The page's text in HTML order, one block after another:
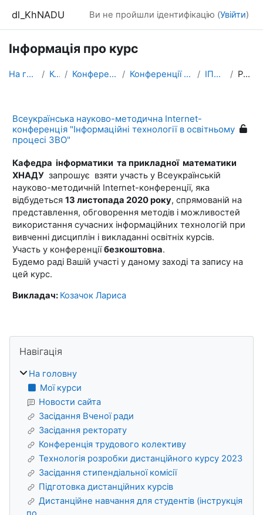
dl_KhNADU Ви не пройшли ідентифікацію (Увійти)
Інформація про курс
На головну Курси Конференції ХНАДУ Конференції ХНАДУ - 2020 ІПМ-2020 Резюме
Всеукраїнська науково-методична Internet-
конференція "Інформаційні технології в освітньому
процесі ЗВО"
Кафедра інформатики та прикладної математики
ХНАДУ запрошує взяти участь у Всеукраїнській
науково-методичній Internet-конференції, яка
відбудеться 13 листопада 2020 року, спрямованій на
представлення, обговорення методів і можливостей
використання сучасних інформаційних технологій при
вивченні дисциплін і викладанні освітніх курсів.
Участь у конференціїбезкоштовна.
Будемо раді Вашій участі у даному заході та запису на
цей курс.
Викладач: Козачок Лариса
Блоки
Навігація
На головну
Мої курси
Новости сайта
Засідання Вченої ради
Засідання ректорату
Конференція трудового колективу
Технологія розробки дистанційного курсу 2023
Засідання стипендіальної комісії
Підготовка дистанційних курсів
Дистанційне навчання для студентів (інструкція